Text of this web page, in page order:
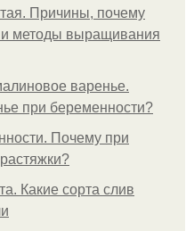
Причины, почему
и методы выращивания
варенье.
при беременности?
Почему при
Какие сорта слив